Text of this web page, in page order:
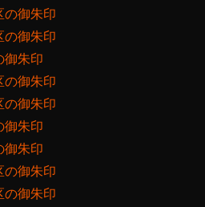
の御朱印
の御朱印
御朱印
の御朱印
の御朱印
御朱印
御朱印
の御朱印
の御朱印